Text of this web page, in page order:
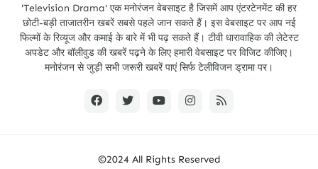
'Television Drama' एक मनोरंजन वेबसाइट है जिसमें आप एंटरटेनमेंट की हर
छोटी-बड़ी ताजातरीन खबरें सबसे पहले जान सकते हैं। इस वेबसाइट पर आप नई
फिल्मों के रिव्यूज और कमाई के बारे में भी पढ़ सकते हैं। टीवी धारावाहिक की लेटेस्ट
अपडेट और बॉलीवुड की खबरें पढ़ने के लिए हमारी वेबसाइट पर विजिट कीजिए।
मनोरंजन से जुड़ी सभी जरूरी खबरें पाएं सिर्फ टेलीविजन ड्रामा पर।
©2024 All Rights Reserved